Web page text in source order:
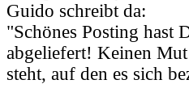
Guido schreibt da:
"Schönes Posting hast
abgeliefert! Keinen
steht, auf den es sich